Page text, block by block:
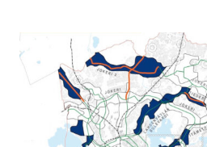
UUSI
YLEISKAAVA
OSITTAIN
LAINVASTAINEN
JA
VARTIOSAAREN
OSAYLEISKAAVA